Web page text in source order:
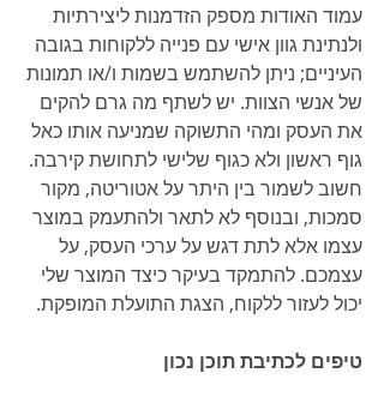
עמוד האודות מספק הזדמנות ליצירתיות
ולנתינת גוון אישי עם פנייה ללקוחות בגובה
העיניים; ניתן להשתמש בשמות ו/או תמונות
של אנשי הצוות. יש לשתף מה גרם להקים
את העסק ומהי התשוקה שמניעה אותו כאל
גוף ראשון ולא כגוף שלישי לתחושת קירבה.
חשוב לשמור בין היתר על אטוריטה, מקור
סמכות, ובנוסף לא לתאר ולהתעמק במוצר
עצמו אלא לתת דגש על ערכי העסק, על
עצמכם. להתמקד בעיקר כיצד המוצר שלי
יכול לעזור ללקוח, הצגת התועלת המופקת.
טיפים לכתיבת תוכן נכון